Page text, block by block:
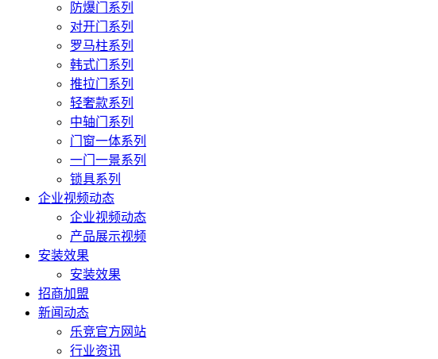
防爆门系列
对开门系列
罗马柱系列
韩式门系列
推拉门系列
轻奢款系列
中轴门系列
门窗一体系列
一门一景系列
锁具系列
企业视频动态
企业视频动态
产品展示视频
安装效果
安装效果
招商加盟
新闻动态
乐竞官方网站
行业资讯